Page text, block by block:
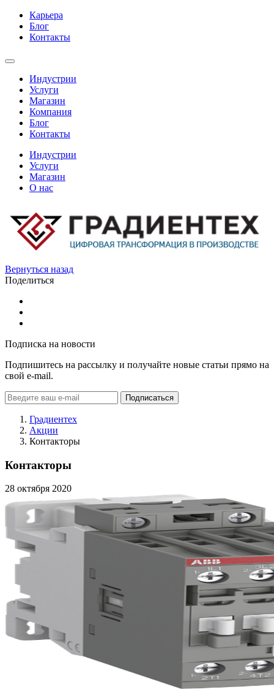
Карьера
Блог
Контакты
Индустрии
Услуги
Магазин
Компания
Блог
Контакты
Индустрии
Услуги
Магазин
О нас
Вернуться назад
Поделиться
Подписка на новости
Подпишитесь на рассылку и получайте новые статьи прямо на
свой e-mail.
Подписаться
Градиентех
Акции
Контакторы
Контакторы
28 октября 2020